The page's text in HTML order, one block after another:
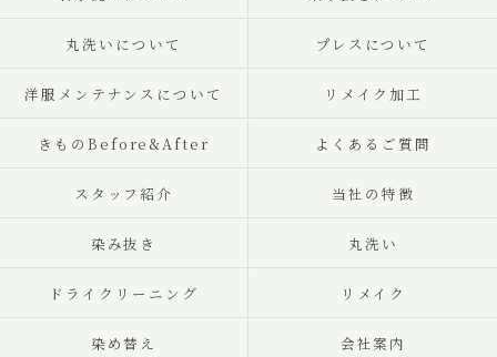
丸洗いについて プレスについて
洋服メンテナンスについて リメイク加工
きものBefore&After よくあるご質問
スタッフ紹介 当社の特徴
染み抜き 丸洗い
ドライクリーニング リメイク
染め替え 会社案内